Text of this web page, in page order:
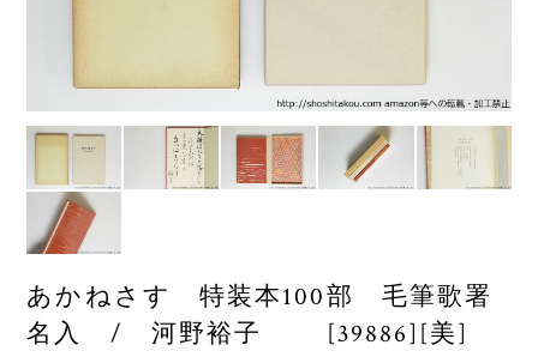
あかねさす 特装本100部 毛筆歌署
名入 / 河野裕子 [39886][美]